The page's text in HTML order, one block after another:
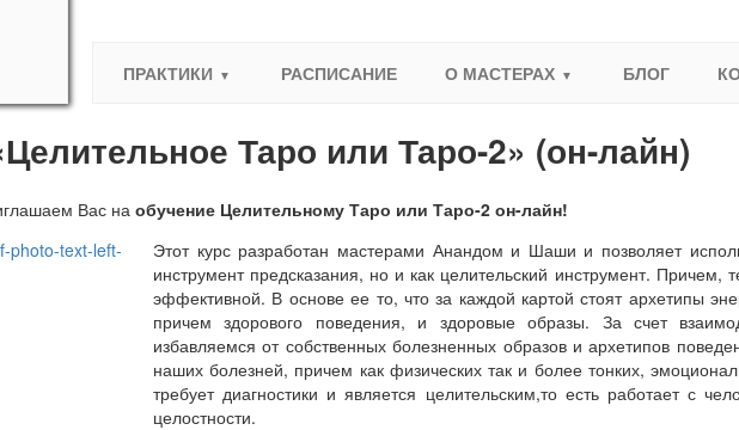
ПРАКТИКИ
РАСПИСАНИЕ О МАСТЕРАХ БЛОГ
Таро или Таро-2» (он-лайн)
Вас на обучение Целительному Таро или Таро-2 он-лайн!
Этот курс разработан мастерами Анандом и Шаши и позволяет
инструмент предсказания, но и как целительский инструмент. Причем,
эффективной. В основе ее то, что за каждой картой стоят архетипы
причем здорового поведения, и здоровые образы. За счет
избавляемся от собственных болезненных образов и архетипов
наших болезней, причем как физических так и более тонких,
требует диагностики и является целительским,то есть работает с
целостности.